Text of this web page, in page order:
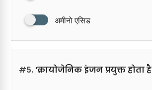
अमीनो एसिड
#5.‘क्रायोजेनिक इंजन प्रयुक्त होता है